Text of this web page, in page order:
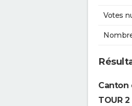
Votes
Canton
TOUR 2